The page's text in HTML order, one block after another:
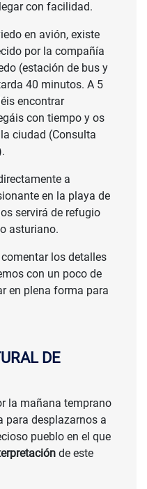
DESDE
1.000 €
con facilidad.
en avión, existe
por la compañía
(estación de bus y
40 minutos. A 5
encontrar
con tiempo y os
ciudad (Consulta
a
en la playa de
servirá de refugio
asturiano.
los detalles
con un poco de
en plena forma para
DE
la mañana temprano
para desplazarnos a
pueblo en el que
de este